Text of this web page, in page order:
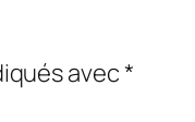
avec*